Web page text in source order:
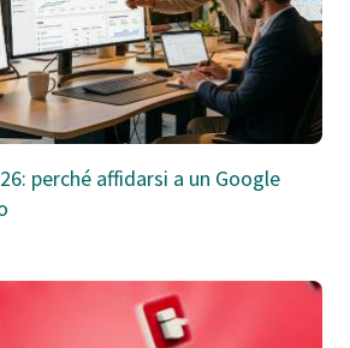
perché affidarsi a un Google